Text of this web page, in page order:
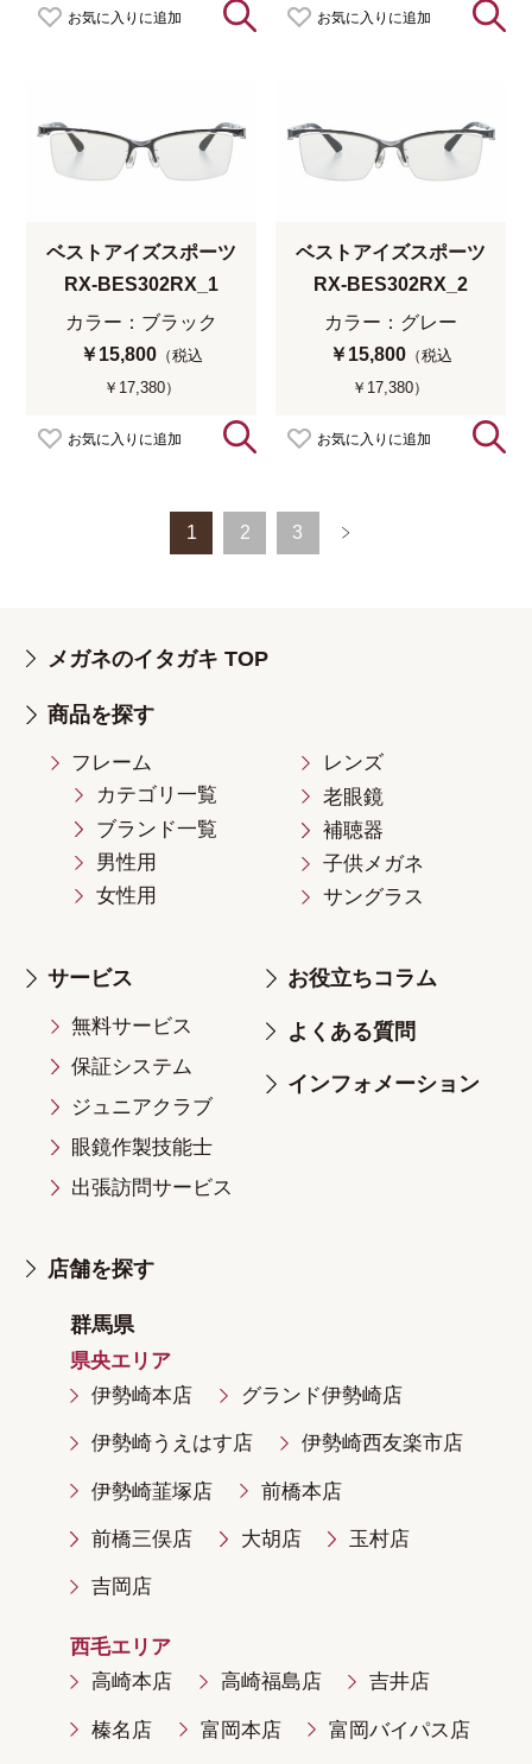
お気に入りに追加 お気に入りに追加
お気に入りに追加
ベストアイズスポーツ
RX-BES302RX_1
カラー：ブラック
￥15,800 （税込
￥17,380）
お気に入りに追加
ベストアイズスポーツ
RX-BES302RX_2
カラー：グレー
￥15,800（税込
￥17,380）
1 2 3
メガネのイタガキ TOP
商品を探す
フレーム
カテゴリ一覧
ブランド一覧
男性用
女性用
レンズ
老眼鏡
補聴器
子供メガネ
サングラス
サービス
無料サービス
保証システム
ジュニアクラブ
眼鏡作製技能士
出張訪問サービス
お役立ちコラム
よくある質問
インフォメーション
店舗を探す
群馬県
県央エリア
伊勢崎本店
グランド伊勢崎店
伊勢崎うえはす店 伊勢崎西友楽市店
伊勢崎韮塚店 前橋本店
前橋三俣店 大胡店 玉村店
吉岡店
西毛エリア
高崎本店
高崎福島店 吉井店
榛名店 富岡本店 富岡バイパス店